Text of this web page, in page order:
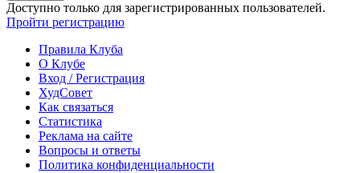
Доступно только для зарегистрированных пользователей.
Пройти регистрацию
Правила Клуба
О Клубе
Вход / Регистрация
ХудСовет
Как связаться
Статистика
Реклама на сайте
Вопросы и ответы
Политика конфиденциальности